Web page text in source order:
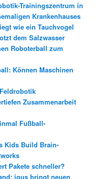
Trainingszentrum in
Krankenhauses
wie ein Tauchvogel
dem Salzwasser
Roboterball zum
Können Maschinen
Zusammenarbeit
Fußball-
Kids Build Brain-
Pakete schneller?
igus bringt neuen